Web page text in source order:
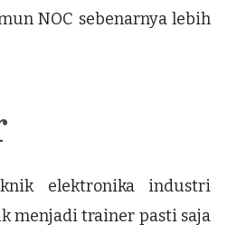
NOC sebenarnya lebih
elektronika industri
menjadi trainer pasti saja